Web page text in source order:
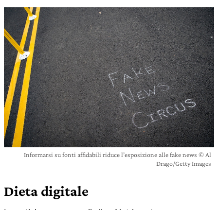
Informarsi su fonti affidabili riduce l’esposizione alle fake news © Al
Drago/Getty Images
Dieta digitale